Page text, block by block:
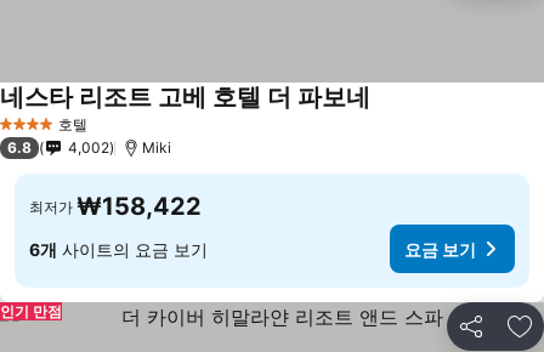
4 성급 호텔
네스타 리조트 고베 호텔 더 파보네
6.8 4,002 Miki
최저가 ₩158,422
6개 사이트의 요금 보기 요금 보기
공유 즐
인기 만점